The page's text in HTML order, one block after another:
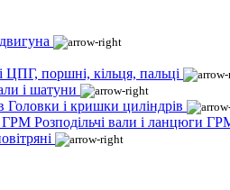
ЦПГ, поршні, кільця, пальці
і шатуни
Головки і кришки циліндрів
Розподільчі вали і ланцюги